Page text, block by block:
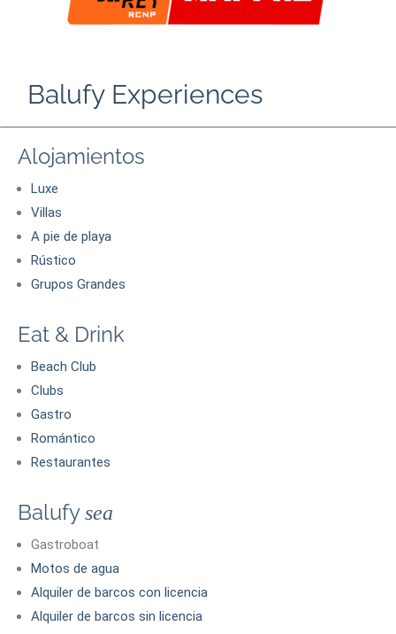
Balufy Experiences
Alojamientos
Luxe
Villas
A pie de playa
Rústico
Grupos Grandes
Eat & Drink
Beach Club
Clubs
Gastro
Romántico
Restaurantes
Balufysea
Gastroboat
Motos de agua
Alquiler de barcos con licencia
Alquiler de barcos sin licencia